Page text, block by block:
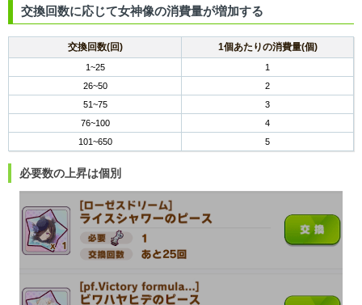
交換回数に応じて女神像の消費量が増加する
交換回数(回) 1個あたりの消費量(個)
1~25
1
26~50
2
51~75
3
76~100
4
101~650
5
必要数の上昇は個別